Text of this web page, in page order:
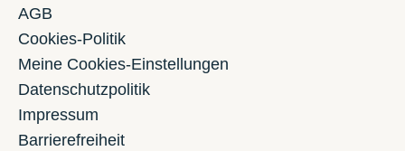
AGB
Cookies-Politik
Meine Cookies-Einstellungen
Datenschutzpolitik
Impressum
Barrierefreiheit